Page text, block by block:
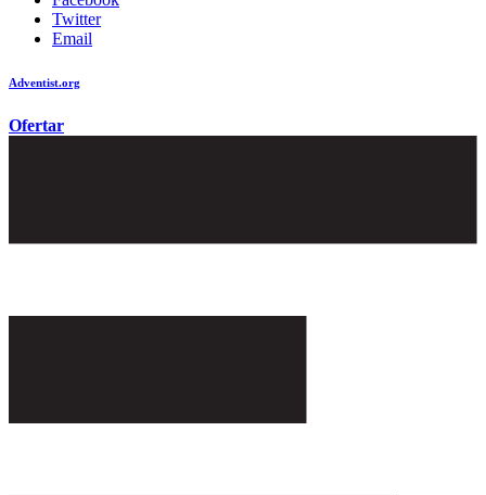
Twitter
Email
Adventist.org
Ofertar